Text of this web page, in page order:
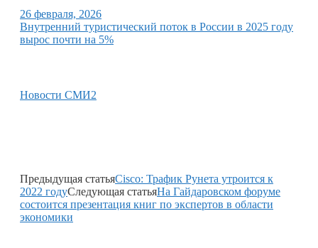
26 февраля, 2026
Внутренний туристический поток в России в 2025 году
вырос почти на 5%
Новости СМИ2
Предыдущая статьяCisco: Трафик Рунета утроится к
2022 годуСледующая статьяНа Гайдаровском форуме
состоится презентация книг по экспертов в области
экономики